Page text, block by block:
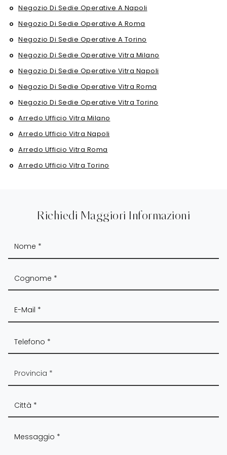
Negozio Di Sedie Operative A Napoli
Negozio Di Sedie Operative A Roma
Negozio Di Sedie Operative A Torino
Negozio Di Sedie Operative Vitra Milano
Negozio Di Sedie Operative Vitra Napoli
Negozio Di Sedie Operative Vitra Roma
Negozio Di Sedie Operative Vitra Torino
Arredo Ufficio Vitra Milano
Arredo Ufficio Vitra Napoli
Arredo Ufficio Vitra Roma
Arredo Ufficio Vitra Torino
Richiedi Maggiori Informazioni